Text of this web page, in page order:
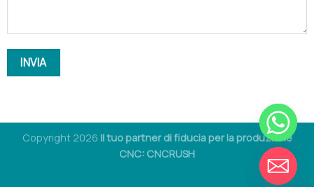
Copyright 2026 Il tuo partner di fiducia per la produzione
CNC: CNCRUSH
NASCONDI
CHIACCHIERONE